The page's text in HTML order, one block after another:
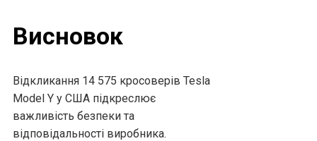
Висновок
Відкликання 14 575 кросоверів Tesla
Model Y у США підкреслює
важливість безпеки та
відповідальності виробника.